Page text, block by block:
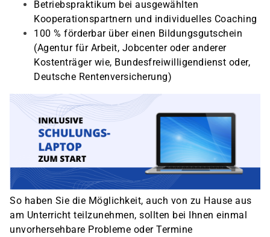
Betriebspraktikum bei ausgewählten
Kooperationspartnern und individuelles Coaching
100 % förderbar über einen Bildungsgutschein
(Agentur für Arbeit, Jobcenter oder anderer
Kostenträger wie, Bundesfreiwilligendienst oder,
Deutsche Rentenversicherung)
So haben Sie die Möglichkeit, auch von zu Hause aus
am Unterricht teilzunehmen, sollten bei Ihnen einmal
unvorhersehbare Probleme oder Termine